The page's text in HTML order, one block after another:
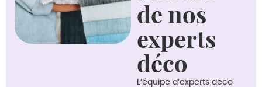
de nos
experts
déco
L’équipe d’experts déco